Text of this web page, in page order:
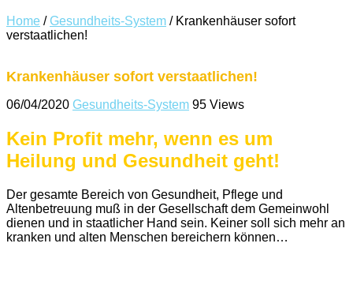
Home / Gesundheits-System / Krankenhäuser sofort
verstaatlichen!
Krankenhäuser sofort verstaatlichen!
06/04/2020 Gesundheits-System 95 Views
Kein Profit mehr, wenn es um
Heilung und Gesundheit geht!
Der gesamte Bereich von Gesundheit, Pflege und
Altenbetreuung muß in der Gesellschaft dem Gemeinwohl
dienen und in staatlicher Hand sein. Keiner soll sich mehr an
kranken und alten Menschen bereichern können…